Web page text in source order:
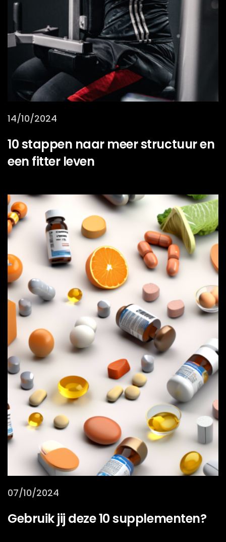
14/10/2024
10 stappen naar meer structuur en
een fitter leven
07/10/2024
Gebruik jij deze 10 supplementen?